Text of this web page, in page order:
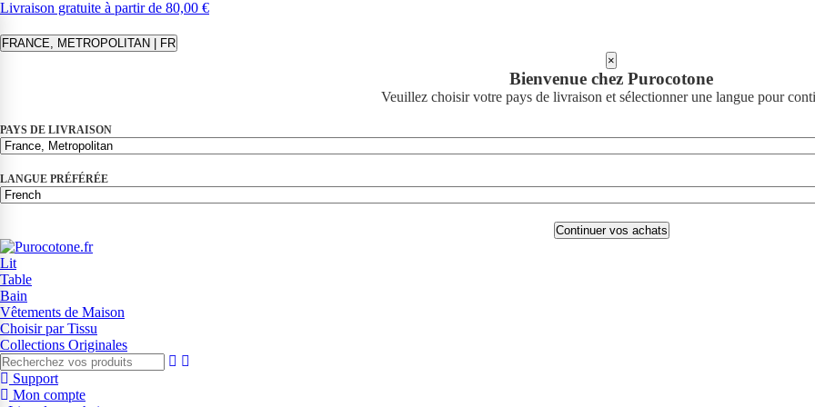
Livraison gratuite à partir de 80,00 €
FRANCE, METROPOLITAN | FR
×
Bienvenue chez Purocotone
Veuillez choisir votre pays de livraison et sélectionner une langue pour
PAYS DE LIVRAISON
LANGUE PRÉFÉRÉE
Continuer vos achats
Lit
Table
Bain
Vêtements de Maison
Choisir par Tissu
Collections Originales
Support
Mon compte